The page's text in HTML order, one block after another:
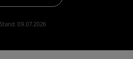
Stand: 09.07.2026